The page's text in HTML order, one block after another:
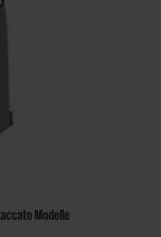
Modelle